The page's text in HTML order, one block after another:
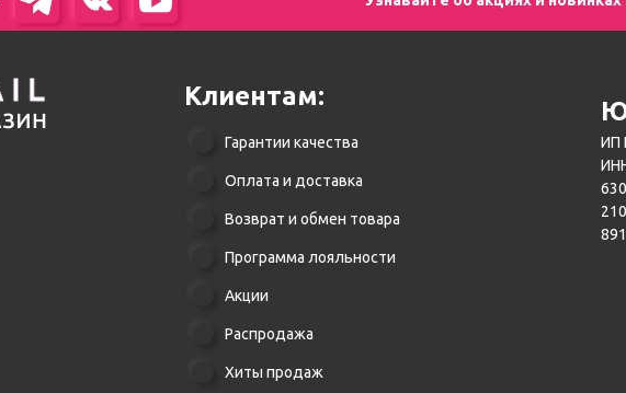
Клиентам:
Гарантии качества
Оплата и доставка
Возврат и обмен товара
Программа лояльности
Акции
Распродажа
Хиты продаж
ИП
210